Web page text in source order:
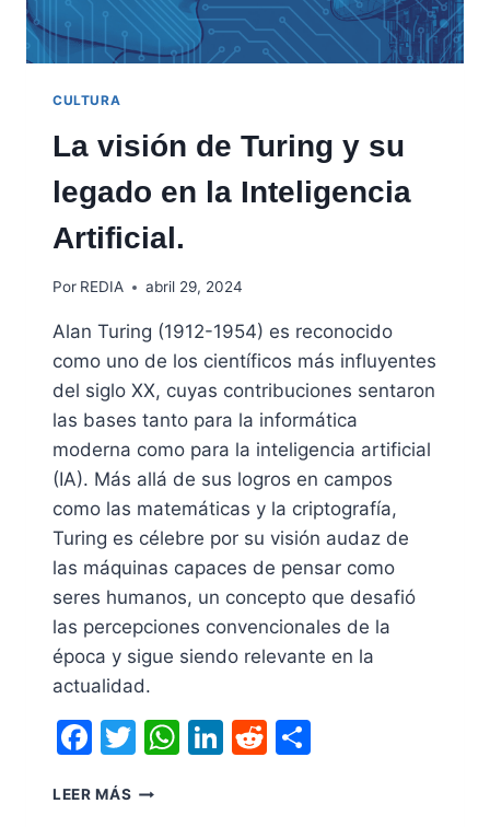
CULTURA
La visión de Turing y su
legado en la Inteligencia
Artificial.
Por REDIA abril 29, 2024
Alan Turing (1912-1954) es reconocido
como uno de los científicos más influyentes
del siglo XX, cuyas contribuciones sentaron
las bases tanto para la informática
moderna como para la inteligencia artificial
(IA). Más allá de sus logros en campos
como las matemáticas y la criptografía,
Turing es célebre por su visión audaz de
las máquinas capaces de pensar como
seres humanos, un concepto que desafió
las percepciones convencionales de la
época y sigue siendo relevante en la
actualidad.
Facebook
Twitter
WhatsApp
LinkedIn
Reddit
LEER MÁS